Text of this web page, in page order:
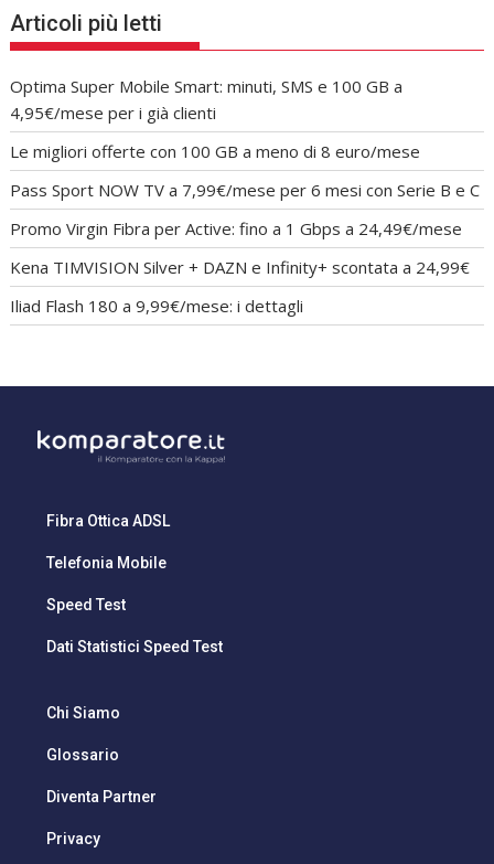
Articoli più letti
Optima Super Mobile Smart: minuti, SMS e 100 GB a
4,95€/mese per i già clienti
Le migliori offerte con 100 GB a meno di 8 euro/mese
Pass Sport NOW TV a 7,99€/mese per 6 mesi con Serie B e C
Promo Virgin Fibra per Active: fino a 1 Gbps a 24,49€/mese
Kena TIMVISION Silver + DAZN e Infinity+ scontata a 24,99€
Iliad Flash 180 a 9,99€/mese: i dettagli
Fibra Ottica ADSL
Telefonia Mobile
Speed Test
Dati Statistici Speed Test
Chi Siamo
Glossario
Diventa Partner
Privacy